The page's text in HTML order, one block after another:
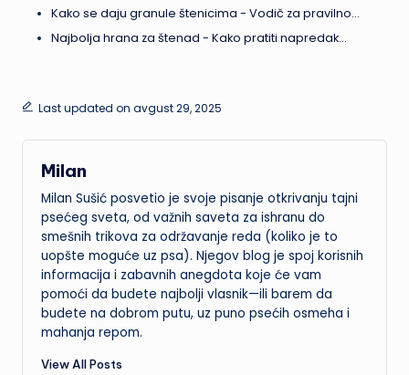
Kako se daju granule štenicima - Vodič za pravilno…
Najbolja hrana za štenad - Kako pratiti napredak…
Last updated on avgust 29, 2025
Milan
Milan Sušić posvetio je svoje pisanje otkrivanju tajni
psećeg sveta, od važnih saveta za ishranu do
smešnih trikova za održavanje reda (koliko je to
uopšte moguće uz psa). Njegov blog je spoj korisnih
informacija i zabavnih anegdota koje će vam
pomoći da budete najbolji vlasnik—ili barem da
budete na dobrom putu, uz puno psećih osmeha i
mahanja repom.
View All Posts